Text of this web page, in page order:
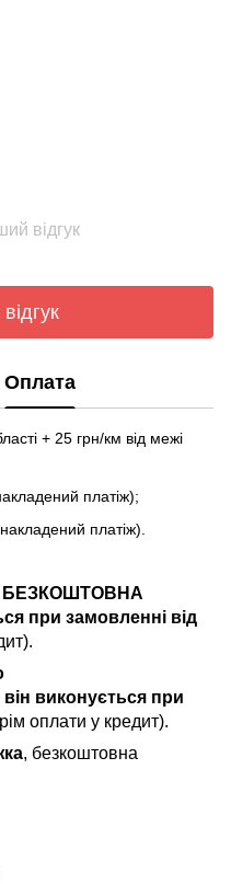
відгук
Оплата
+ 25 грн/км від межі
платіж);
платіж).
БЕЗКОШТОВНА
при замовленні від
виконується при
оплати у кредит).
, безкоштовна